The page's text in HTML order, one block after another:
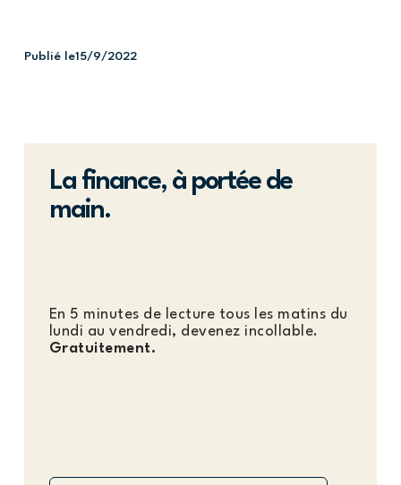
Publié le15/9/2022
La finance, à portée de
main.
En 5 minutes de lecture tous les matins du
lundi au vendredi, devenez incollable.
Gratuitement.